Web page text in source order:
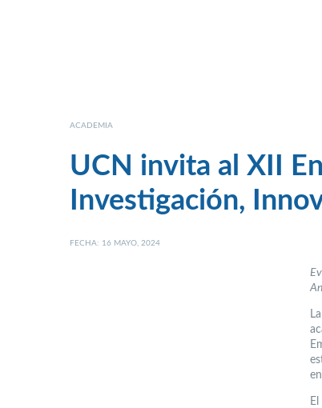
ACADEMIA
UCN invita al XII
Investigación,
FECHA: 16 MAYO, 2024